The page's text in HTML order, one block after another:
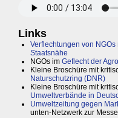
Links
Verflechtungen von NGOs
Staatsnähe
NGOs im Geflecht der
Kleine Broschüre mit
Naturschutzring (DNR)
Kleine Broschüre mit
Umweltverbände in
Umweltzeitung gegen
unten-Netzwerk zur